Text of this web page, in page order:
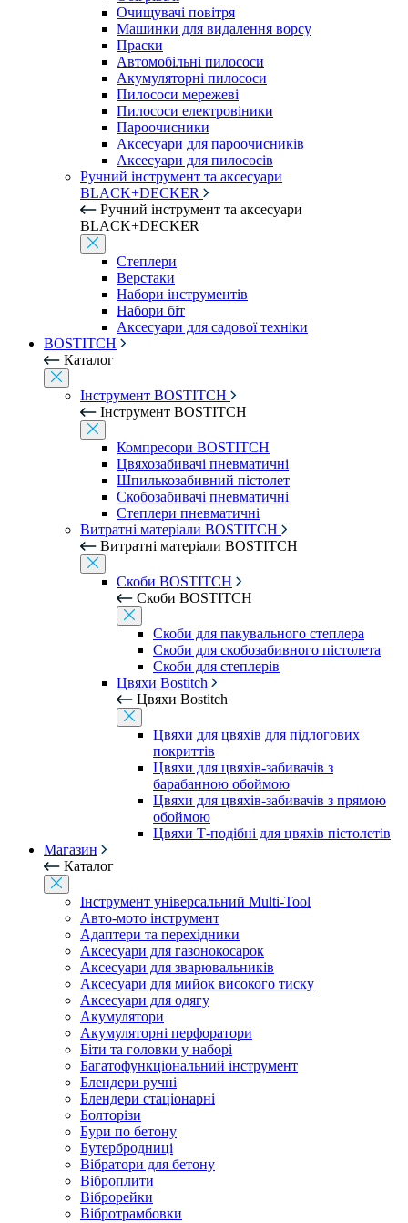
Очищувачі повітря
Машинки для видалення ворсу
Праски
Автомобільні пилососи
Акумуляторні пилососи
Пилососи мережеві
Пилососи електровіники
Пароочисники
Аксесуари для пароочисників
Аксесуари для пилососів
Ручний інструмент та аксесуари
BLACK+DECKER
Ручний інструмент та аксесуари
BLACK+DECKER
Степлери
Верстаки
Набори інструментів
Набори біт
Аксесуари для садової техніки
BOSTITCH
Каталог
Інструмент BOSTITCH
Інструмент BOSTITCH
Компресори BOSTITCH
Цвяхозабивачі пневматичні
Шпилькозабивний пістолет
Скобозабивачі пневматичні
Степлери пневматичні
Витратні матеріали BOSTITCH
Витратні матеріали BOSTITCH
Скоби BOSTITCH
Скоби BOSTITCH
Скоби для пакувального степлера
Скоби для скобозабивного пістолета
Скоби для степлерів
Цвяхи Bostitch
Цвяхи Bostitch
Цвяхи для цвяхів для підлогових
покриттів
Цвяхи для цвяхів-забивачів з
барабанною обоймою
Цвяхи для цвяхів-забивачів з прямою
обоймою
Цвяхи Т-подібні для цвяхів пістолетів
Магазин
Каталог
Інструмент універсальний Multi-Tool
Авто-мото інструмент
Адаптери та перехідники
Аксесуари для газонокосарок
Аксесуари для зварювальників
Аксесуари для мийок високого тиску
Аксесуари для одягу
Акумулятори
Акумуляторні перфоратори
Біти та головки у наборі
Багатофункціональний інструмент
Блендери ручні
Блендери стаціонарні
Болторізи
Бури по бетону
Бутербродниці
Вібратори для бетону
Віброплити
Віброрейки
Вібротрамбовки